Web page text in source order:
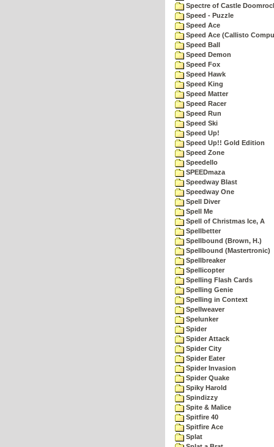
Spectre of Castle
Speed - Puzzle
Speed Ace
Speed Ace (Callisto
Speed Ball
Speed Demon
Speed Fox
Speed Hawk
Speed King
Speed Matter
Speed Racer
Speed Run
Speed Ski
Speed Up!
Speed Up!! Gold Edition
Speed Zone
Speedello
SPEEDmaza
Speedway Blast
Speedway One
Spell Diver
Spell Me
Spell of Christmas Ice, A
Spellbetter
Spellbound (Brown, H.)
Spellbound (Mastertronic)
Spellbreaker
Spellicopter
Spelling Flash Cards
Spelling Genie
Spelling in Context
Spellweaver
Spelunker
Spider
Spider Attack
Spider City
Spider Eater
Spider Invasion
Spider Quake
Spiky Harold
Spindizzy
Spite & Malice
Spitfire 40
Spitfire Ace
Splat